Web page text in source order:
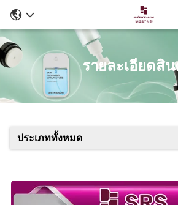
รายละเอียดสิ
ประเภททั้งหมด